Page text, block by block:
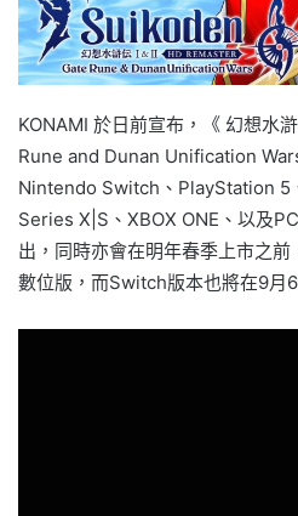
KONAMI 於日前宣布，《 幻想水
Rune and Dunan Unification
Nintendo Switch、PlayStation
Series X|S、XBOX ONE、以及
出，同時亦會在明年春季上市之
數位版，而Switch版本也將在9月